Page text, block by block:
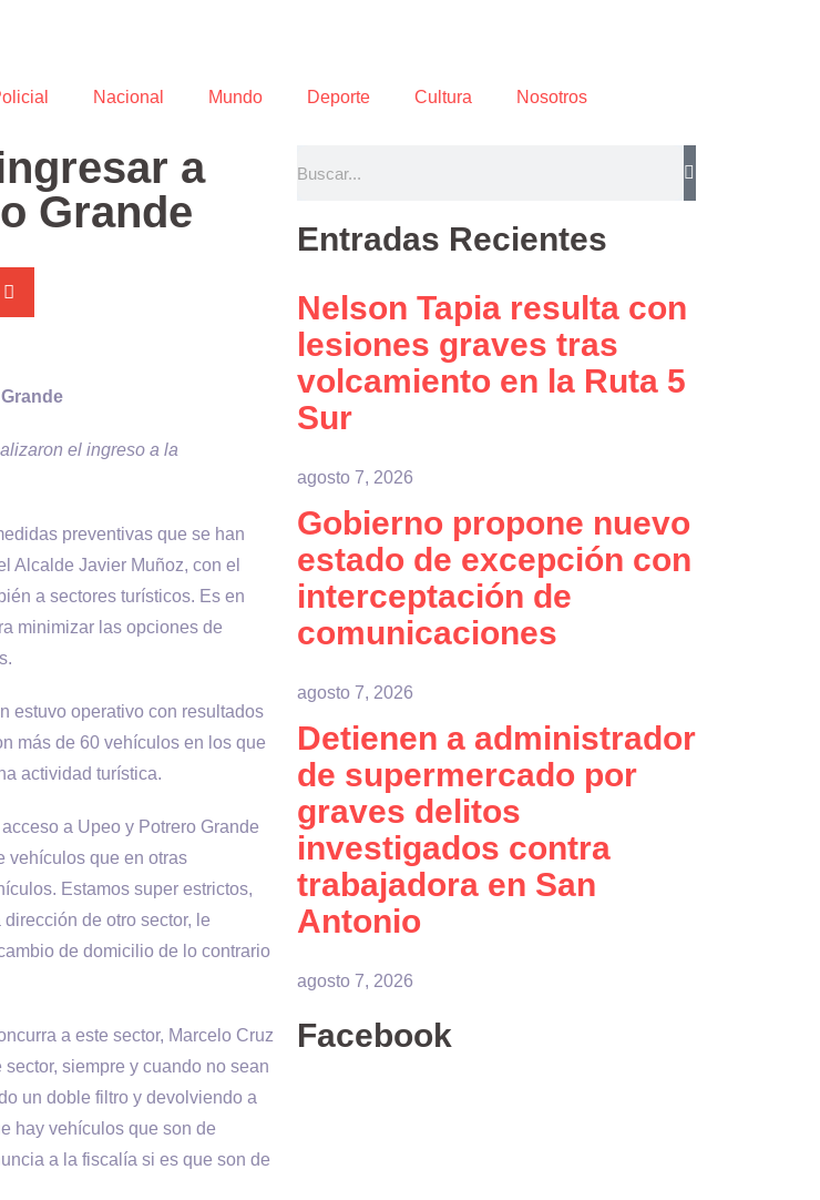
Nacional Mundo Deporte Cultura Nosotros
a
Grande
el ingreso a la
preventivas que se han
Alcalde Javier Muñoz, con el
a sectores turísticos. Es en
minimizar las opciones de
estuvo operativo con resultados
más de 60 vehículos en los que
actividad turística.
a Upeo y Potrero Grande
vehículos que en otras
Estamos super estrictos,
de otro sector, le
de domicilio de lo contrario
a este sector, Marcelo Cruz
siempre y cuando no sean
un doble filtro y devolviendo a
hay vehículos que son de
a la fiscalía si es que son de
Entradas Recientes
Nelson Tapia resulta con
lesiones graves tras
volcamiento en la Ruta 5
Sur
agosto 7, 2026
Gobierno propone nuevo
estado de excepción con
interceptación de
comunicaciones
agosto 7, 2026
Detienen a administrador
de supermercado por
graves delitos
investigados contra
trabajadora en San
Antonio
agosto 7, 2026
Facebook